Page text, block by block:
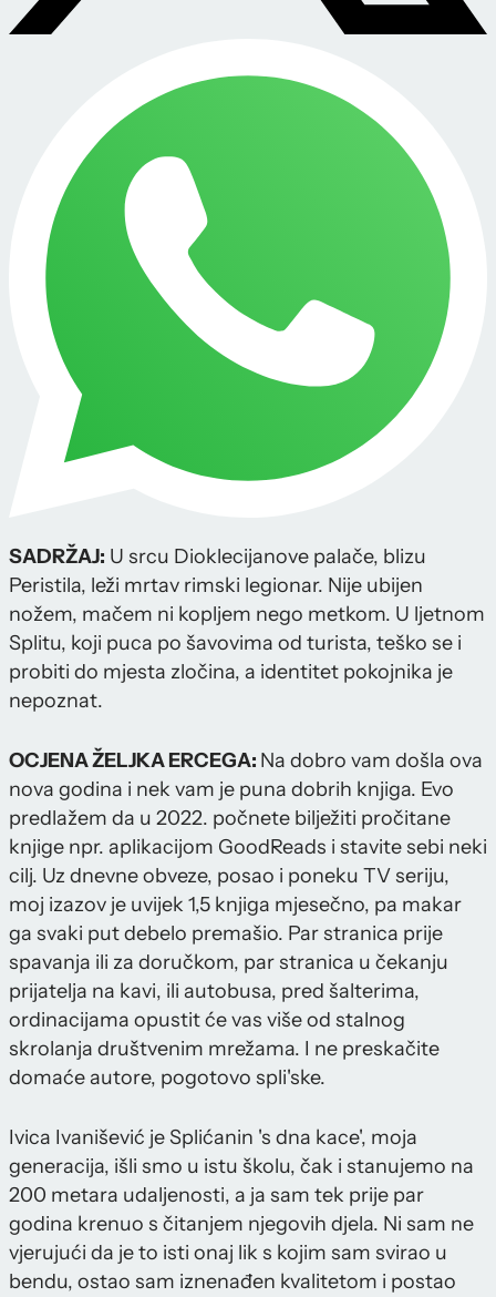
SADRŽAJ: U srcu Dioklecijanove palače, blizu
Peristila, leži mrtav rimski legionar. Nije ubijen
nožem, mačem ni kopljem nego metkom. U ljetnom
Splitu, koji puca po šavovima od turista, teško se i
probiti do mjesta zločina, a identitet pokojnika je
nepoznat.
OCJENA ŽELJKA ERCEGA: Na dobro vam došla ova
nova godina i nek vam je puna dobrih knjiga. Evo
predlažem da u 2022. počnete bilježiti pročitane
knjige npr. aplikacijom GoodReads i stavite sebi neki
cilj. Uz dnevne obveze, posao i poneku TV seriju,
moj izazov je uvijek 1,5 knjiga mjesečno, pa makar
ga svaki put debelo premašio. Par stranica prije
spavanja ili za doručkom, par stranica u čekanju
prijatelja na kavi, ili autobusa, pred šalterima,
ordinacijama opustit će vas više od stalnog
skrolanja društvenim mrežama. I ne preskačite
domaće autore, pogotovo spli'ske.
Ivica Ivanišević je Splićanin 's dna kace', moja
generacija, išli smo u istu školu, čak i stanujemo na
200 metara udaljenosti, a ja sam tek prije par
godina krenuo s čitanjem njegovih djela. Ni sam ne
vjerujući da je to isti onaj lik s kojim sam svirao u
bendu, ostao sam iznenađen kvalitetom i postao